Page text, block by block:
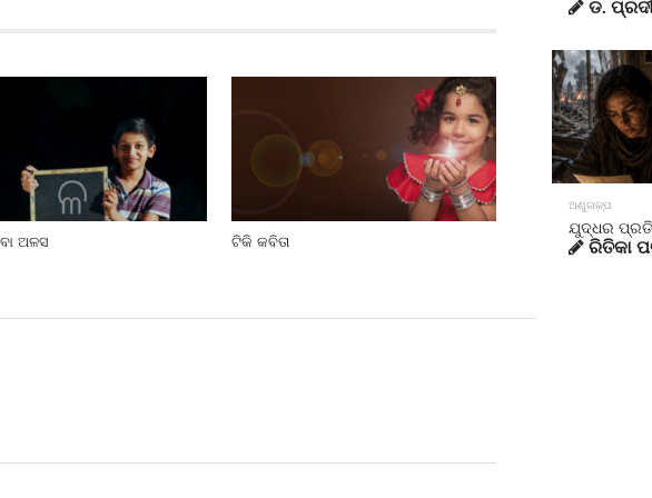
ଅଳସ ଟିକି କବିତା
ଡ.
ଅଣୁଗଳ୍ପ
ଯୁଦ୍ଧର
ରିତିକା